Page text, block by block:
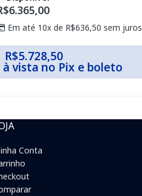
6.365,00
Em até 10x de R$636,50 sem juros
R$5.728,50
à vista no Pix e boleto
Conta